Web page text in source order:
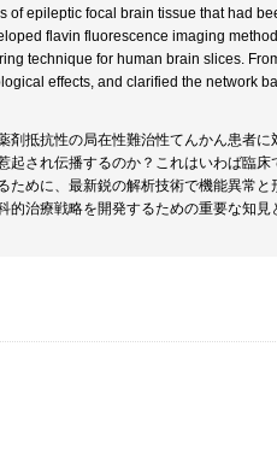
epileptic focal brain tissue that had
flavin fluorescence imaging
technique for human brain slices.
effects, and clarified the network
抵抗性の局在性難治性てんかん患者に
され伝播するのか？これはいわば臨床
めに、最新鋭の解析技術で機能異常と
治療戦略を開発するための重要な知見